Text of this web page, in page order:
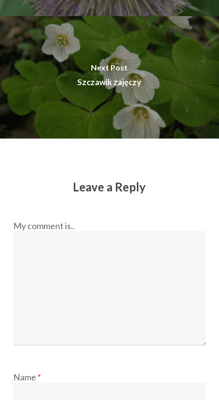
Next Post
Szczawik zajęczy
Leave a Reply
My comment is..
Name *